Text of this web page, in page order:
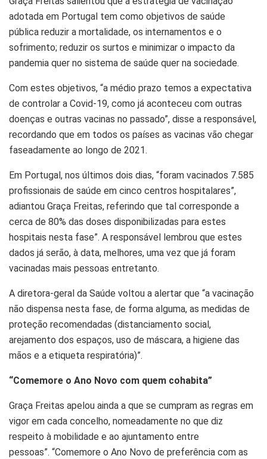
adotada em Portugal tem como objetivos de saúde
pública reduzir a mortalidade, os internamentos e o
sofrimento; reduzir os surtos e minimizar o impacto da
pandemia quer no sistema de saúde quer na sociedade.
Com estes objetivos, “a médio prazo temos a expectativa
de controlar a Covid-19, como já aconteceu com outras
doenças e outras vacinas no passado”, disse a responsável,
recordando que em todos os países as vacinas vão chegar
faseadamente ao longo de 2021.
Em Portugal, nos últimos dois dias, “foram vacinados 7.585
profissionais de saúde em cinco centros hospitalares”,
adiantou Graça Freitas, referindo que tal corresponde a
cerca de 80% das doses disponibilizadas para estes
hospitais nesta fase”. A responsável lembrou que estes
dados já serão, à data, melhores, uma vez que já foram
vacinadas mais pessoas entretanto.
A diretora-geral da Saúde voltou a alertar que “a vacinação
não dispensa nesta fase, de forma alguma, as medidas de
proteção recomendadas (distanciamento social,
arejamento dos espaços, uso de máscara, a higiene das
mãos e a etiqueta respiratória)”.
“Comemore o Ano Novo com quem cohabita”
Graça Freitas apelou ainda a que se cumpram as regras em
vigor em cada concelho, nomeadamente no que diz
respeito à mobilidade e ao ajuntamento entre
pessoas”. “Comemore o Ano Novo de preferência com as